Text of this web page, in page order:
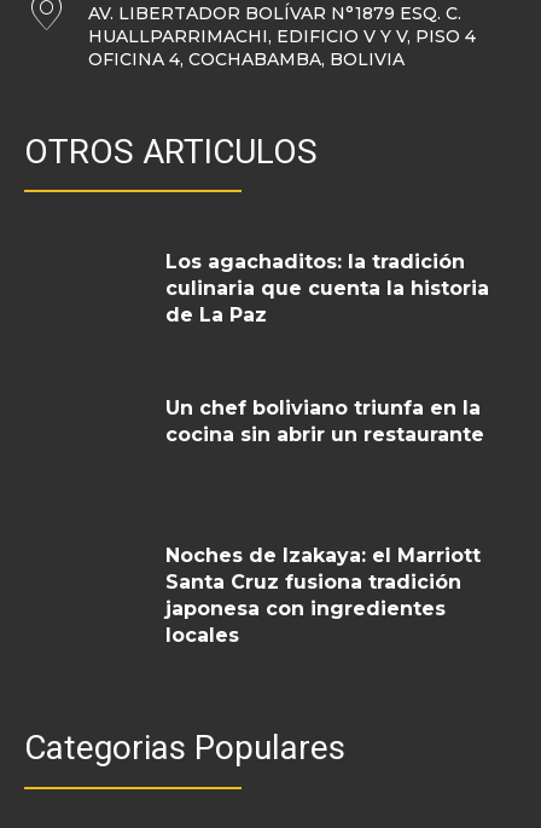
AV. LIBERTADOR BOLÍVAR N°1879 ESQ. C.
HUALLPARRIMACHI, EDIFICIO V Y V, PISO 4
OFICINA 4, COCHABAMBA, BOLIVIA
OTROS ARTICULOS
Los agachaditos: la tradición
culinaria que cuenta la historia
de La Paz
Un chef boliviano triunfa en la
cocina sin abrir un restaurante
Noches de Izakaya: el Marriott
Santa Cruz fusiona tradición
japonesa con ingredientes
locales
Categorias Populares